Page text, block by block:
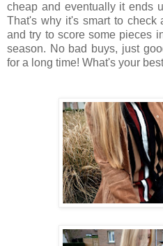
cheap and eventually it ends
That's why it's smart to check
and try to score some pieces
season. No bad buys, just
for a long time! What's your